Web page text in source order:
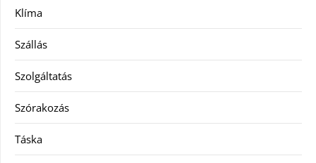
Klíma
Szállás
Szolgáltatás
Szórakozás
Táska